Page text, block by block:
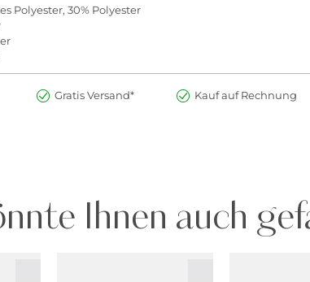
Polyester, 30% Polyester
Gratis Versand* Kauf auf Rechnung
Ihnen auch